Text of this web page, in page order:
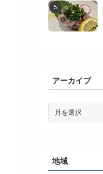
アーカイブ
地域